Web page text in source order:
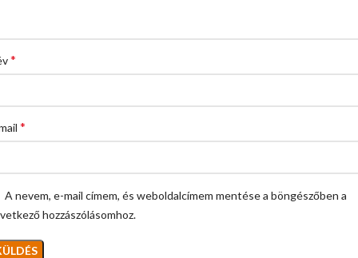
*
*
A nevem, e-mail címem, és weboldalcímem mentése a böngészőben a
hozzászólásomhoz.